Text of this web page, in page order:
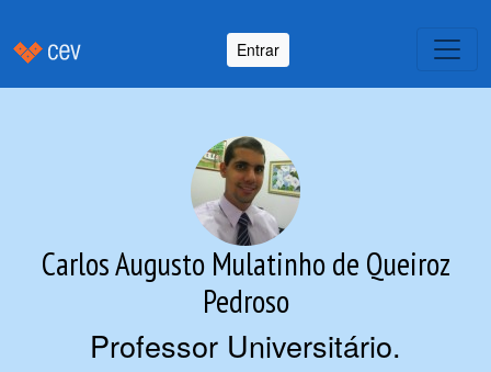
Entrar
Carlos Augusto Mulatinho de Queiroz
Pedroso
Professor Universitário.